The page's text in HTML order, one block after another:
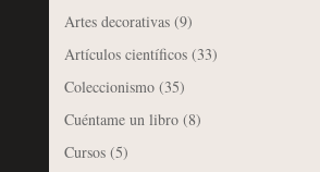
Artes decorativas(9)
Artículos científicos(33)
Coleccionismo(35)
Cuéntame un libro(8)
Cursos(5)